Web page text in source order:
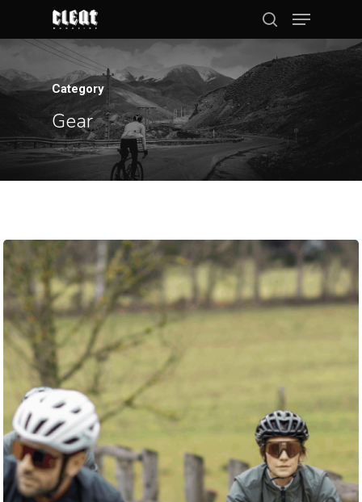
Hit enter to search or ESC to close
Category
Gear